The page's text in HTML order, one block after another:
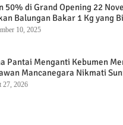
50% di Grand Opening 22
Balungan Bakar 1 Kg yang
10, 2025
Pantai Menganti Kebumen
Mancanegara Nikmati
dari Menganti Cottage
27, 2026